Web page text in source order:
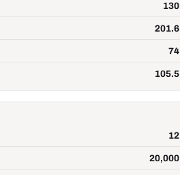
130
201.6
74
105.5
12
20,000